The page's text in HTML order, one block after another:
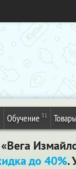
Обучение 31 Товары
до 40%.